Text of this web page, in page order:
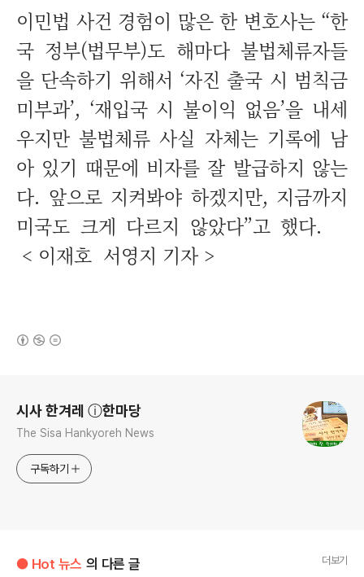
이민법 사건 경험이 많은 한 변호사는 “한
국 정부(법무부)도 해마다 불법체류자들
을 단속하기 위해서 ‘자진 출국 시 범칙금
미부과’, ‘재입국 시 불이익 없음’을 내세
우지만 불법체류 사실 자체는 기록에 남
아 있기 때문에 비자를 잘 발급하지 않는
다. 앞으로 지켜봐야 하겠지만, 지금까지
미국도 크게 다르지 않았다”고 했다.
< 이재호 서영지 기자 >
시사 한겨레 ⓘ한마당
The Sisa Hankyoreh News
구독하기
● Hot 뉴스 의 다른 글 더보기